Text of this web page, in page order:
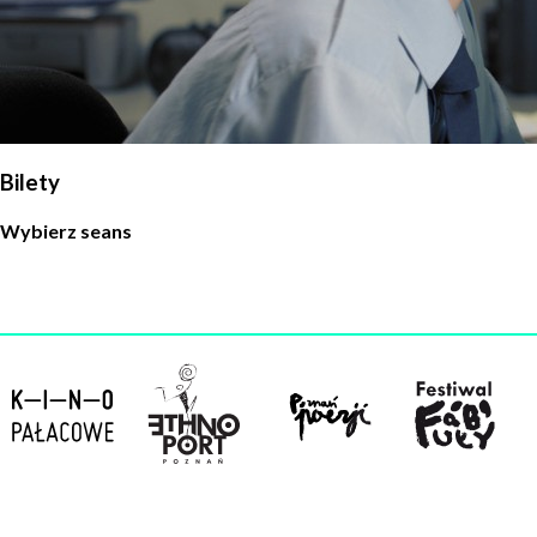
Administratorem danych osobowych jest Centrum
Kultury ZAMEK z siedzibą w Poznaniu. Zapoznałem/am
się z informacjami dotyczącymi przetwarzania danych
osobowych, które są zawarte w
Polityce prywatności
Bilety
Wybierz seans